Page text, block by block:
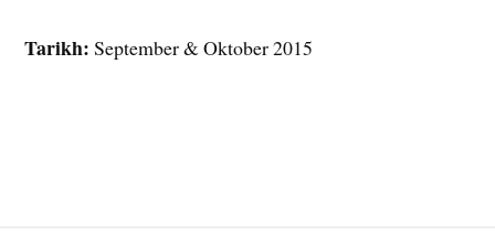
Tarikh: September & Oktober 2015